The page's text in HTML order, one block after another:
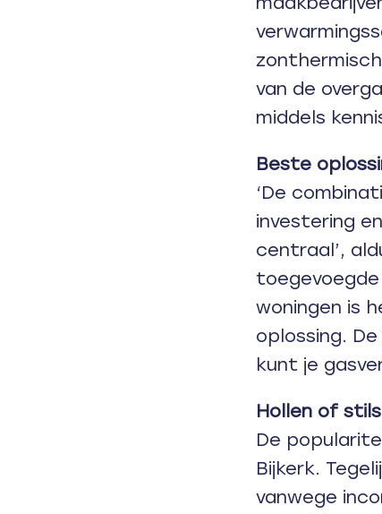
van de
middels
Beste
‘De
investering
centraal’,
woningen is
oplossing.
kunt je
Hollen of
De
Bijkerk.
vanwege